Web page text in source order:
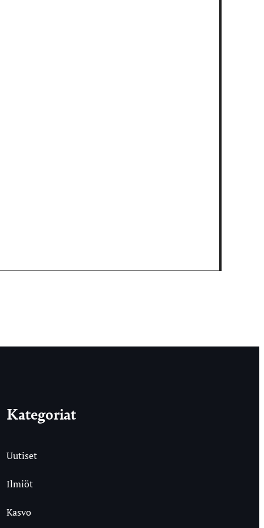
Kategoriat
Uutiset
Ilmiöt
Kasvo